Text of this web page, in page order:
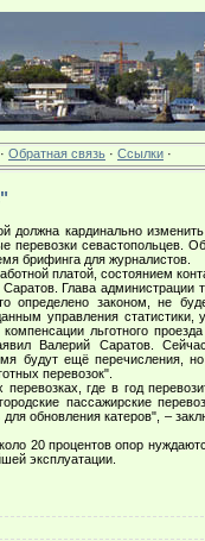
Обратная связь· Ссылки·
должна кардинально
перевозки севастопольцев.
брифинга для журналистов.
платой, состоянием
Глава администрации
определено законом, не
управления статистики,
льготного
Валерий Саратов.
будут ещё перечисления,
перевозок".
где в год
пассажирские
обновления катеров", –
20 процентов опор
эксплуатации.